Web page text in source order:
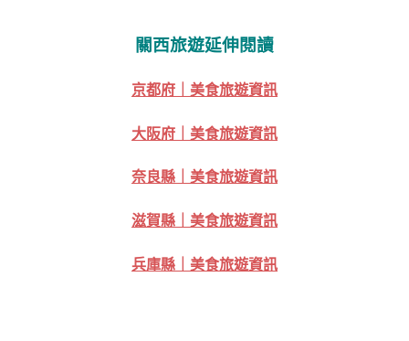
關西旅遊延伸閱讀
京都府｜美食旅遊資訊
大阪府｜美食旅遊資訊
奈良縣｜美食旅遊資訊
滋賀縣｜美食旅遊資訊
兵庫縣｜美食旅遊資訊